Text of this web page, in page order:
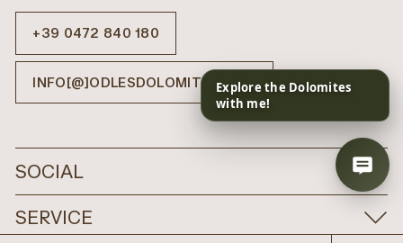
+39 0472 840 180
INFO[@]ODLESDOLOMITES.COM
SOCIAL
SERVICE